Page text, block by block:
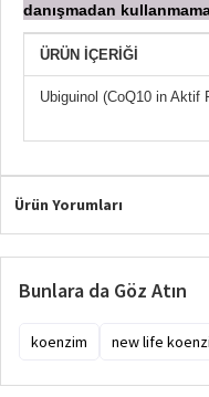
danışmadan
ÜRÜN İÇERİĞİ
Ubiguinol (CoQ10 in Aktif
Ürün Yorumları
Bunlara da Göz Atın
koenzim new life